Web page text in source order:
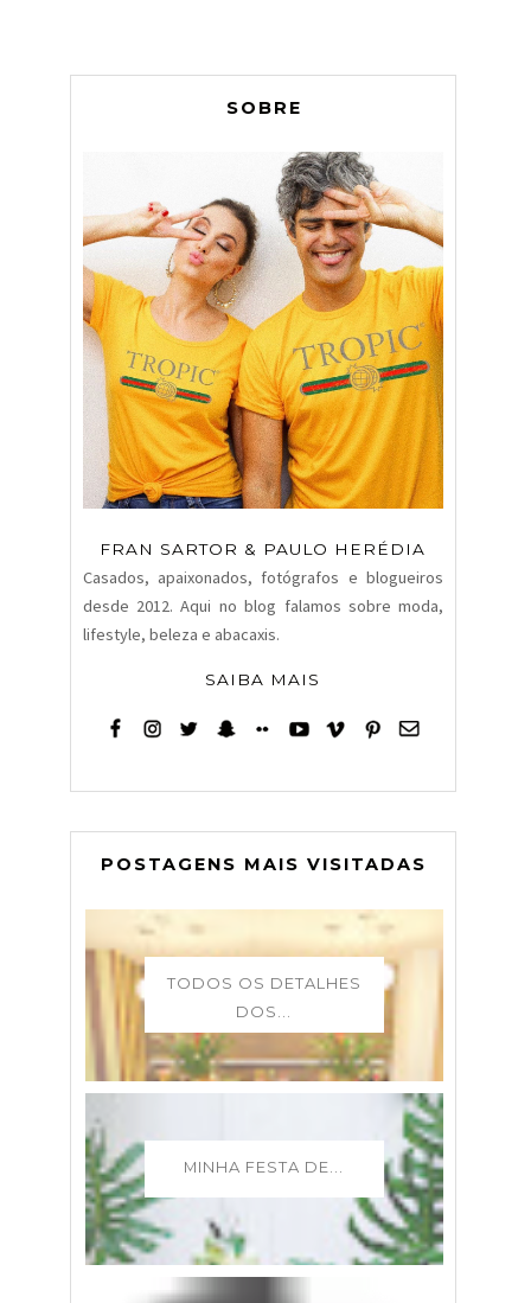
SOBRE
FRAN SARTOR & PAULO HERÉDIA
Casados, apaixonados, fotógrafos e blogueiros
desde 2012. Aqui no blog falamos sobre moda,
lifestyle, beleza e abacaxis.
SAIBA MAIS
POSTAGENS MAIS VISITADAS
TODOS OS DETALHES
DOS...
MINHA FESTA DE...